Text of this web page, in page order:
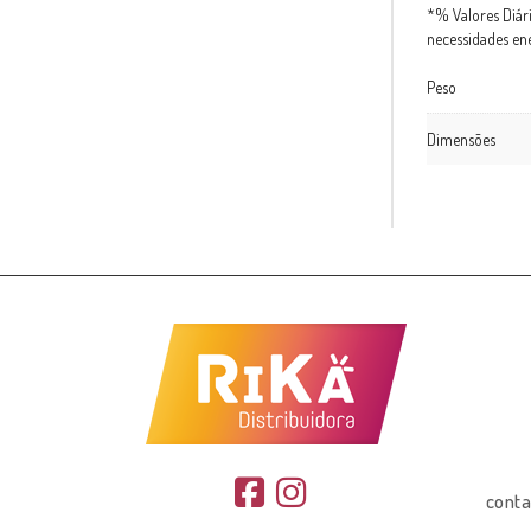
*% Valores
necessidades
Peso
Dimensões